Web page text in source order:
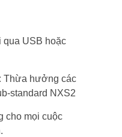
qua USB hoặc
Thừa hưởng các
standard NXS2
cho mọi cuộc